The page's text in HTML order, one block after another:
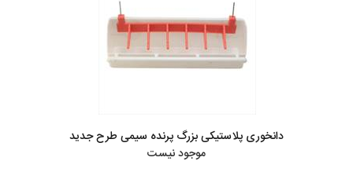
دانخوری پلاستیکی بزرگ پرنده سیمی طرح جدید
موجود نیست